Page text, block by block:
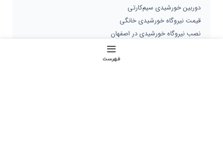
دوربین خورشیدی سیم‌کارتی
قیمت نیروگاه خورشیدی خانگی
نصب نیروگاه خورشیدی در اصفهان
فهرست